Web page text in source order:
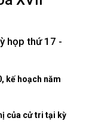
họp thứ 17 -
kế hoạch năm
của cử tri tại kỳ